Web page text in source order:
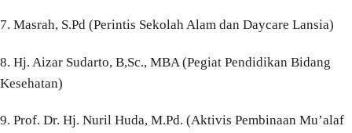
7. Masrah, S.Pd (Perintis Sekolah Alam dan Daycare Lansia)
8. Hj. Aizar Sudarto, B,Sc., MBA (Pegiat Pendidikan Bidang
Kesehatan)
9. Prof. Dr. Hj. Nuril Huda, M.Pd. (Aktivis Pembinaan Mu’alaf